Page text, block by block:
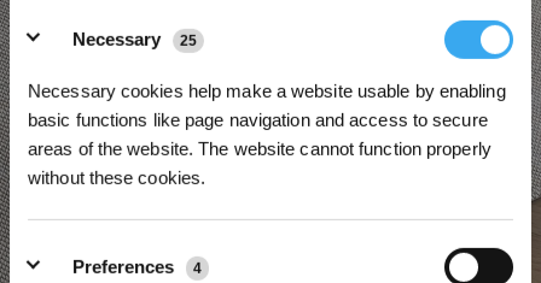
Necessary
25
Necessary cookies help make a website usable by enabling
basic functions like page navigation and access to secure
areas of the website. The website cannot function properly
without these cookies.
Preferences 4